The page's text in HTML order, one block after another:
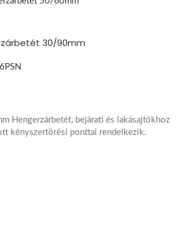
30/90mm
Hengerzárbetét, bejárati és lakásajtókhoz
kényszertörési ponttal rendelkezik.